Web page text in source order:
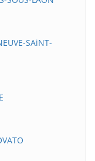
SAiNT-